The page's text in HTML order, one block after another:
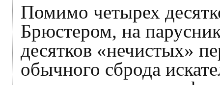
Помимо четырех
Брюстером, на
десятков «нечистых»
обычного сброда